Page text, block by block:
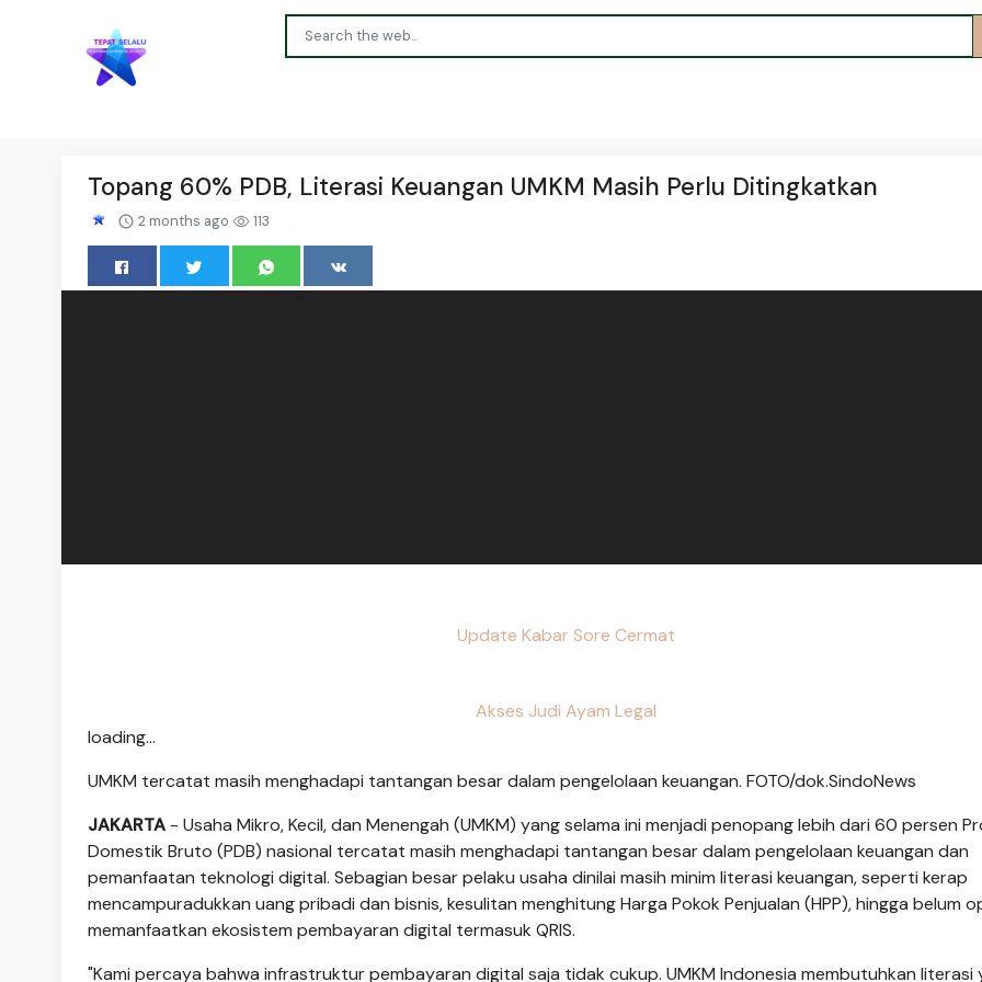
Topang 60% PDB, Literasi Keuangan UMKM Masih Perlu Ditingkatkan
2 months ago 113
Update Kabar Sore Cermat
Akses Judi Ayam Legal
loading...
UMKM tercatat masih menghadapi tantangan besar dalam pengelolaan keuangan. FOTO/dok.SindoNews
JAKARTA - Usaha Mikro, Kecil, dan Menengah (UMKM) yang selama ini menjadi penopang lebih dari 60 persen
Domestik Bruto (PDB) nasional tercatat masih menghadapi tantangan besar dalam pengelolaan keuangan dan
pemanfaatan teknologi digital. Sebagian besar pelaku usaha dinilai masih minim literasi keuangan, seperti kerap
mencampuradukkan uang pribadi dan bisnis, kesulitan menghitung Harga Pokok Penjualan (HPP), hingga belum
memanfaatkan ekosistem pembayaran digital termasuk QRIS.
"Kami percaya bahwa infrastruktur pembayaran digital saja tidak cukup. UMKM Indonesia membutuhkan literasi